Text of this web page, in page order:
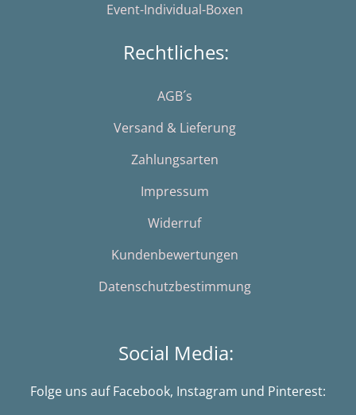
Event-Individual-Boxen
Rechtliches:
AGB´s
Versand & Lieferung
Zahlungsarten
Impressum
Widerruf
Kundenbewertungen
Datenschutzbestimmung
Social Media:
Folge uns auf Facebook, Instagram und Pinterest: